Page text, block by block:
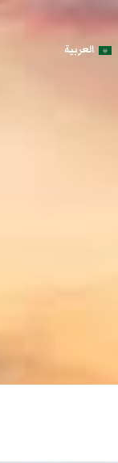
العربية